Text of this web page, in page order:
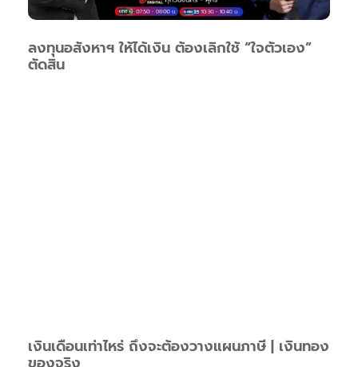
ลงทุนอสังหาฯ ให้ได้เงิน ต้องเลิกใช้ “ใจตัวเอง”
ตัดสิน
เงินเดือนเท่าไหร่ ถึงจะต้องวางแผนภาษี | เงินทอง